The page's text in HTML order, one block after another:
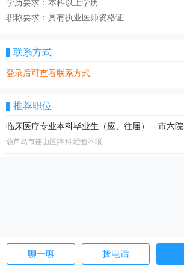
聊一聊 拨电话
学历要求：本科以上学历
职称要求：具有执业医师资格证
联系方式
登录后可查看联系方式
推荐职位
临床医疗专业本科毕业生（应、往届）---市六院
葫芦岛市连山区|本科|经验不限